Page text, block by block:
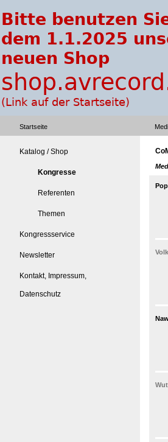
Startseite
Katalog / Shop
Kongresse
Referenten
Themen
Kongressservice
Newsletter
Kontakt, Impressum,
Datenschutz